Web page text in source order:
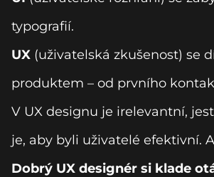
typografií.
UX (uživatelská zkušenost) se
produktem – od prvního
V UX designu je irelevantní,
je, aby byli uživatelé efektivní.
Dobrý UX designér si klade